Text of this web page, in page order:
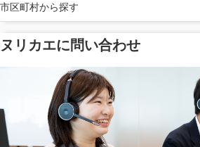
塗料の​品質を​保証
メーカー保証
省エネ効果
断熱・遮熱塗料対応
市区町村から探す
ヌリカエに問い合わせ